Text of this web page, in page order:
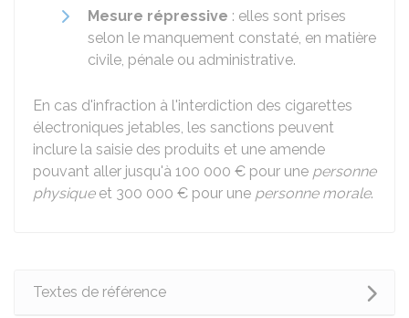
Mesure répressive : elles sont prises
selon le manquement constaté, en matière
civile, pénale ou administrative.
En cas d'infraction à l'interdiction des cigarettes
électroniques jetables, les sanctions peuvent
inclure la saisie des produits et une amende
pouvant aller jusqu'à 100 000 € pour une personne
physiqueet 300 000 € pour une personne morale.
Textes de référence